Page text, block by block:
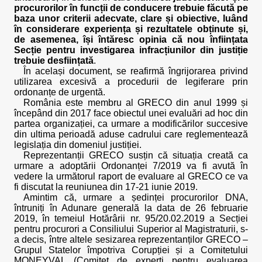
procurorilor în funcții de conducere trebuie făcută pe
baza unor criterii adecvate, clare și obiective, luând
în considerare experiența și rezultatele obținute și,
de asemenea, își întăresc opinia că nou înființata
Secție pentru investigarea infracțiunilor din justiție
trebuie desființată.
În același document, se reafirmă îngrijorarea privind
utilizarea excesivă a procedurii de legiferare prin
ordonanțe de urgentă.
România este membru al GRECO din anul 1999 și
începând din 2017 face obiectul unei evaluări ad hoc din
partea organizației, ca urmare a modificărilor succesive
din ultima perioadă aduse cadrului care reglementează
legislația din domeniul justiției.
Reprezentanții GRECO susțin că situația creată ca
urmare a adoptării Ordonanței 7/2019 va fi avută în
vedere la următorul raport de evaluare al GRECO ce va
fi discutat la reuniunea din 17-21 iunie 2019.
Amintim că, urmare a ședinței procurorilor DNA,
întruniți în Adunare generală la data de 26 februarie
2019, în temeiul Hotărârii nr. 95/20.02.2019 a Secției
pentru procurori a Consiliului Superior al Magistraturii, s-
a decis, între altele sesizarea reprezentanților GRECO –
Grupul Statelor împotriva Corupției și a Comitetului